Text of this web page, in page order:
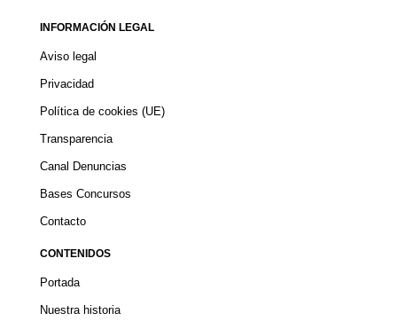
INFORMACIÓN LEGAL
Aviso legal
Privacidad
Política de cookies (UE)
Transparencia
Canal Denuncias
Bases Concursos
Contacto
CONTENIDOS
Portada
Nuestra historia